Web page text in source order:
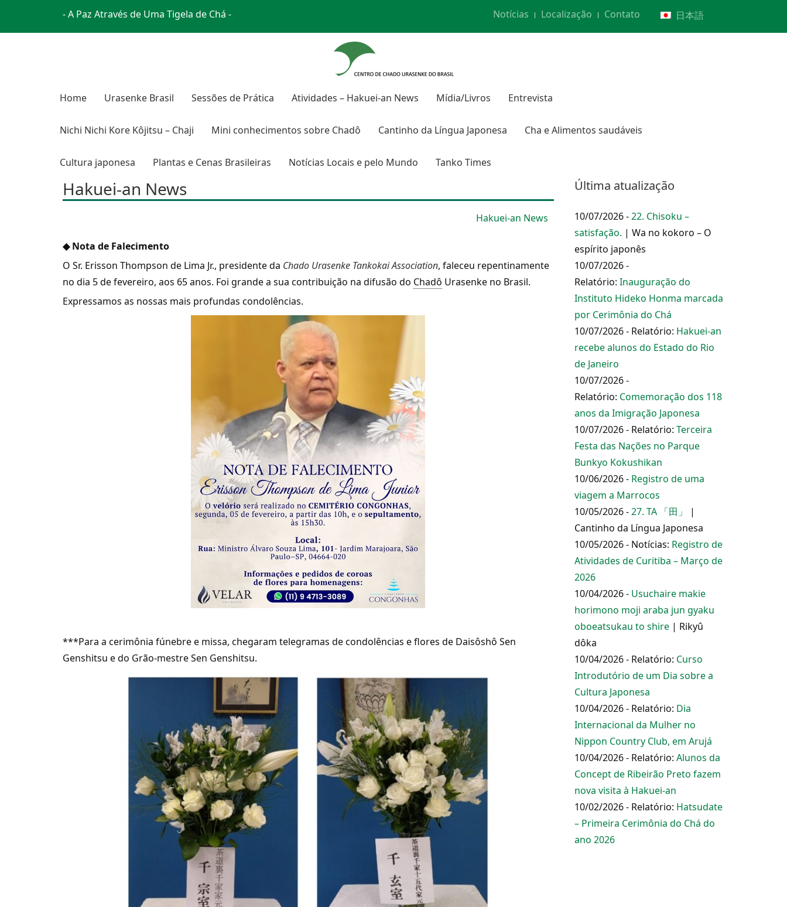
- A Paz Através de Uma Tigela de Chá - Notícias Localização Contato 日本語
Home Urasenke Brasil Sessões de Prática Atividades – Hakuei-an News Mídia/Livros Entrevista
Nichi Nichi Kore Kôjitsu – Chaji Mini conhecimentos sobre Chadô Cantinho da Língua Japonesa Cha e Alimentos saudáveis
Cultura japonesa Plantas e Cenas Brasileiras Notícias Locais e pelo Mundo Tanko Times
Hakuei-an News
Hakuei-an News
◆ Nota de Falecimento
O Sr. Erisson Thompson de Lima Jr., presidente da Chado Urasenke Tankokai Association, faleceu repentinamente
no dia 5 de fevereiro, aos 65 anos. Foi grande a sua contribuição na difusão do Chadô Urasenke no Brasil.
Expressamos as nossas mais profundas condolências.
***Para a cerimônia fúnebre e missa, chegaram telegramas de condolências e flores de Daisôshô Sen
Genshitsu e do Grão-mestre Sen Genshitsu.
Última atualização
10/07/2026 -22. Chisoku –
satisfação. | Wa no kokoro – O
espírito japonês
10/07/2026 -
Relatório: Inauguração do
Instituto Hideko Honma marcada
por Cerimônia do Chá
10/07/2026 - Relatório: Hakuei-an
recebe alunos do Estado do Rio
de Janeiro
10/07/2026 -
Relatório: Comemoração dos 118
anos da Imigração Japonesa
10/07/2026 - Relatório: Terceira
Festa das Nações no Parque
Bunkyo Kokushikan
10/06/2026 - Registro de uma
viagem a Marrocos
10/05/2026 -27. TA 「田」
|
Cantinho da Língua Japonesa
10/05/2026 - Notícias: Registro de
Atividades de Curitiba – Março de
2026
10/04/2026 - Usuchaire makie
horimono moji araba jun gyaku
oboeatsukau to shire| Rikyû
dôka
10/04/2026 - Relatório: Curso
Introdutório de um Dia sobre a
Cultura Japonesa
10/04/2026 - Relatório: Dia
Internacional da Mulher no
Nippon Country Club, em Arujá
10/04/2026 - Relatório: Alunos da
Concept de Ribeirão Preto fazem
nova visita à Hakuei-an
10/02/2026 - Relatório: Hatsudate
– Primeira Cerimônia do Chá do
ano 2026